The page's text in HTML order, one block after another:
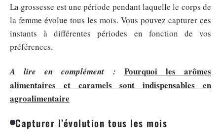
La grossesse est une période pendant laquelle le corps de
la femme évolue tous les mois. Vous pouvez capturer ces
instants à différentes périodes en fonction de vos
préférences.
A lire en complément :
Pourquoi les arômes
alimentaires et caramels sont indispensables en
agroalimentaire
Capturer l’évolution tous les mois